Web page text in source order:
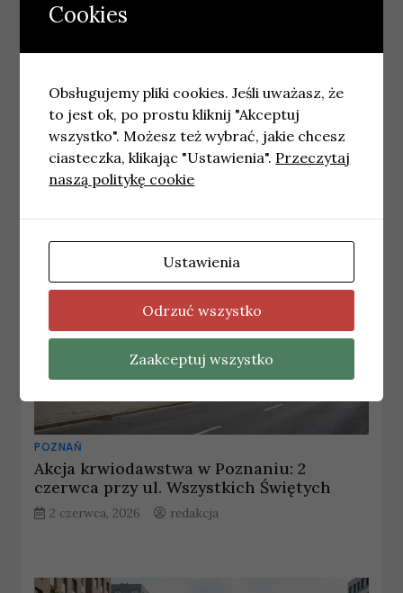
Pokaz specjalny filmu „Znaki Pana Śliwki” w
Gdyńskim Centrum Filmowym→
POZNAŃ
Akcja krwiodawstwa w Poznaniu: 2
czerwca przy ul. Wszystkich Świętych
2 czerwca, 2026 redakcja
Cookies
Obsługujemy pliki cookies. Jeśli uważasz, że
to jest ok, po prostu kliknij "Akceptuj
wszystko". Możesz też wybrać, jakie chcesz
ciasteczka, klikając "Ustawienia". Przeczytaj
naszą politykę cookie
Ustawienia
Odrzuć wszystko
Zaakceptuj wszystko